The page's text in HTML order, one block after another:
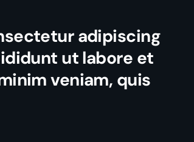
adipiscing
ut labore et
veniam, quis